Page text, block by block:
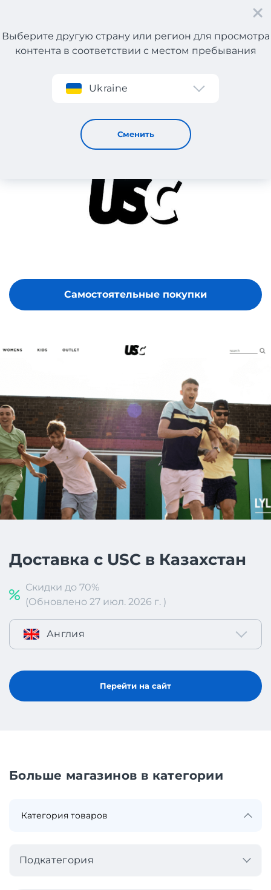
Регистрация
Выберите другую страну или регион для просмотра
контента в соответствии с местом пребывания
Ukraine
Сменить
Самостоятельные покупки
Доставка с USC в Казахстан
Скидки до 70%
(Обновлено 27 июл. 2026 г. )
Англия
Перейти на сайт
Больше магазинов в категории
Подкатегория